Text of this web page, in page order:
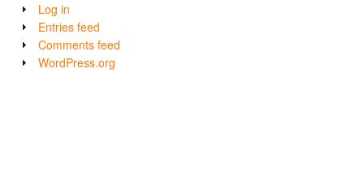
Log in
Entries feed
Comments feed
WordPress.org